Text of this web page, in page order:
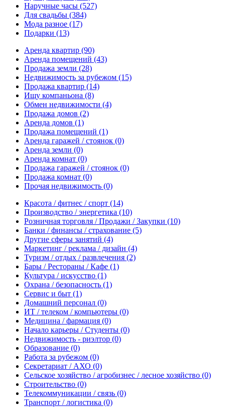
Наручные часы (527)
Для свадьбы (384)
Мода разное (17)
Подарки (13)
Аренда квартир (90)
Аренда помещений (43)
Продажа земли (28)
Недвижимость за рубежом (15)
Продажа квартир (14)
Ищу компаньона (8)
Обмен недвижимости (4)
Продажа домов (2)
Аренда домов (1)
Продажа помещений (1)
Аренда гаражей / стоянок (0)
Аренда земли (0)
Аренда комнат (0)
Продажа гаражей / стоянок (0)
Продажа комнат (0)
Прочая недвижимость (0)
Красота / фитнес / спорт (14)
Производство / энергетика (10)
Розничная торговля / Продажи / Закупки (10)
Банки / финансы / страхование (5)
Другие сферы занятий (4)
Маркетинг / реклама / дизайн (4)
Туризм / отдых / развлечения (2)
Бары / Рестораны / Кафе (1)
Культура / искусство (1)
Охрана / безопасность (1)
Сервис и быт (1)
Домашний персонал (0)
ИТ / телеком / компьютеры (0)
Медицина / фармация (0)
Начало карьеры / Студенты (0)
Недвижимость - риэлтор (0)
Образование (0)
Работа за рубежом (0)
Секретариат / АХО (0)
Сельское хозяйство / агробизнес / лесное хозяйство (0)
Строительство (0)
Телекоммуникации / связь (0)
Транспорт / логистика (0)